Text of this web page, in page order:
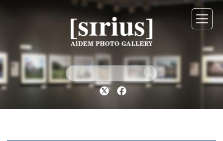
Twitter Facebook
シリウスについて
展示スケジュール